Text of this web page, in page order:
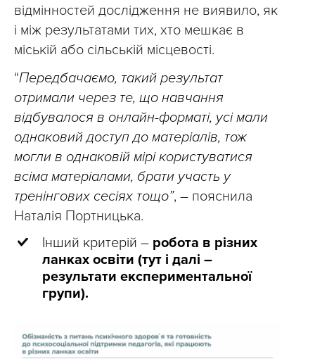
відмінностей дослідження не виявило, як
і між результатами тих, хто мешкає в
міській або сільській місцевості.
“Передбачаємо, такий результат
отримали через те, що навчання
відбувалося в онлайн-форматі, усі мали
однаковий доступ до матеріалів, тож
могли в однаковій мірі користуватися
всіма матеріалами, брати участь у
тренінгових сесіях тощо”, – пояснила
Наталія Портницька.
Інший критерій – робота в різних
ланках освіти (тут і далі –
результати експериментальної
групи).